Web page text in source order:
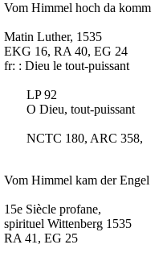
Himmel hoch da komm
1535
RA 40, EG 24
tout-puissant
tout-puissant
ARC 358,
Himmel kam der Engel
profane,
1535
EG 25